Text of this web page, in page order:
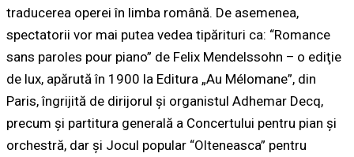
traducerea operei în limba română. De asemenea,
spectatorii vor mai putea vedea tipărituri ca: “Romance
sans paroles pour piano” de Felix Mendelssohn – o ediţie
de lux, apărută în 1900 la Editura „Au Mélomane”, din
Paris, îngrijită de dirijorul şi organistul Adhemar Decq,
precum și partitura generală a Concertului pentru pian şi
orchestră, dar şi Jocul popular “Olteneasca” pentru